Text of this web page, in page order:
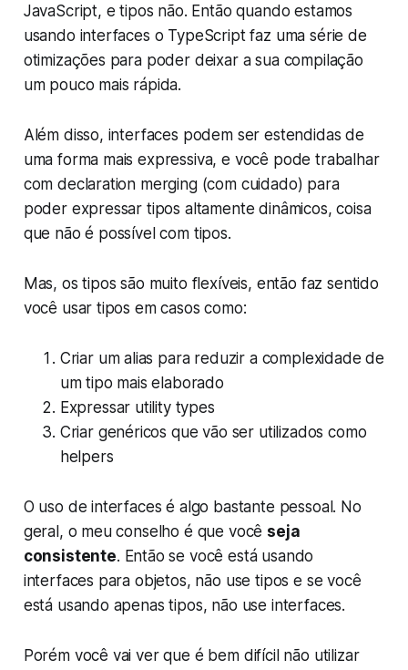
JavaScript, e tipos não. Então quando estamos
usando interfaces o TypeScript faz uma série de
otimizações para poder deixar a sua compilação
um pouco mais rápida.
Além disso, interfaces podem ser estendidas de
uma forma mais expressiva, e você pode trabalhar
com declaration merging (com cuidado) para
poder expressar tipos altamente dinâmicos, coisa
que não é possível com tipos.
Mas, os tipos são muito flexíveis, então faz sentido
você usar tipos em casos como:
Criar um alias para reduzir a complexidade de
um tipo mais elaborado
Expressar utility types
Criar genéricos que vão ser utilizados como
helpers
O uso de interfaces é algo bastante pessoal. No
geral, o meu conselho é que você seja
consistente. Então se você está usando
interfaces para objetos, não use tipos e se você
está usando apenas tipos, não use interfaces.
Porém você vai ver que é bem difícil não utilizar